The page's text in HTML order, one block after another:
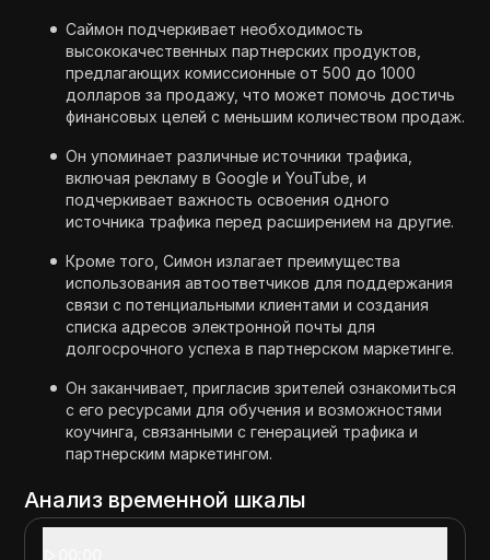
Саймон подчеркивает необходимость
высококачественных партнерских продуктов,
предлагающих комиссионные от 500 до 1000
долларов за продажу, что может помочь достичь
финансовых целей с меньшим количеством продаж.
Он упоминает различные источники трафика,
включая рекламу в Google и YouTube, и
подчеркивает важность освоения одного
источника трафика перед расширением на другие.
Кроме того, Симон излагает преимущества
использования автоответчиков для поддержания
связи с потенциальными клиентами и создания
списка адресов электронной почты для
долгосрочного успеха в партнерском маркетинге.
Он заканчивает, пригласив зрителей ознакомиться
с его ресурсами для обучения и возможностями
коучинга, связанными с генерацией трафика и
партнерским маркетингом.
Анализ временной шкалы